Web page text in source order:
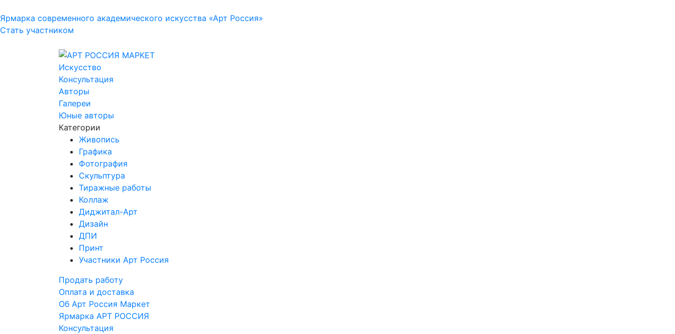
Ярмарка современного академического искусства «Арт Россия»
Стать участником
Искусство
Консультация
Авторы
Галереи
Юные авторы
Категории
Живопись
Графика
Фотография
Скульптура
Тиражные работы
Коллаж
Диджитал-Арт
Дизайн
ДПИ
Принт
Участники Арт Россия
Продать работу
Оплата и доставка
Об Арт Россия Маркет
Ярмарка АРТ РОССИЯ
Консультация